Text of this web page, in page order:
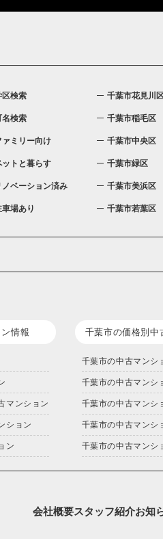
区検索
名検索
ァミリー向け
ットと暮らす
ノベーション済み
車場あり
千葉市花見川
千葉市稲毛区
千葉市中央区
千葉市緑区
千葉市美浜区
千葉市若葉区
情報
マンション
ション
ン
千葉市の価格別中
千葉市の中古マンシ
千葉市の中古マンシ
千葉市の中古マンシ
千葉市の中古マンシ
千葉市の中古マンシ
会社概要スタッフ紹介お知